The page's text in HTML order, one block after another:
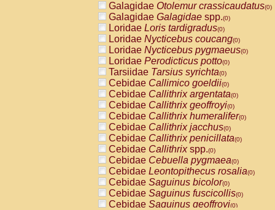
Galagidae Otolemur crassicaudatus(0)
Galagidae Galagidae spp.(0)
Loridae Loris tardigradus(0)
Loridae Nycticebus coucang(0)
Loridae Nycticebus pygmaeus(0)
Loridae Perodicticus potto(0)
Tarsiidae Tarsius syrichta(0)
Cebidae Callimico goeldii(0)
Cebidae Callithrix argentata(0)
Cebidae Callithrix geoffroyi(0)
Cebidae Callithrix humeralifer(0)
Cebidae Callithrix jacchus(0)
Cebidae Callithrix penicillata(0)
Cebidae Callithrixspp.(0)
Cebidae Cebuella pygmaea(0)
Cebidae Leontopithecus rosalia(0)
Cebidae Saguinus bicolor(0)
Cebidae Saguinus fuscicollis(0)
Cebidae Saguinus geoffroyi(0)